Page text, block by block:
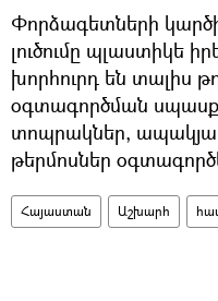
Փորձագետների
լուծումը պլաստիկե
խորհուրդ են տալիս
օգտագործման
տոպրակներ, ապակյա
թերմոսներ
Հայաստան Աշխարհ